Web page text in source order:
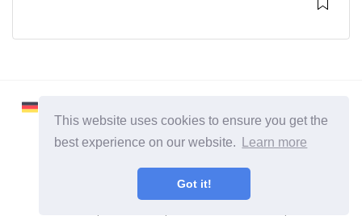
This website uses cookies to ensure you get the
best experience on our website.
Learn more
Got it!
2026 ©Learnaboutworld
Toutes catégories